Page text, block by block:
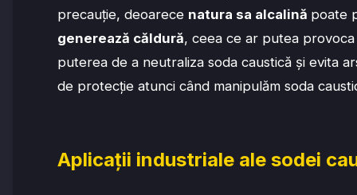
precauție, deoarece natura sa alcalină poate
generează căldură, ceea ce ar putea
puterea de a neutraliza soda caustică și evita
de protecție atunci când manipulăm soda
Aplicații industriale ale sodei